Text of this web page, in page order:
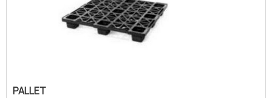
feitas de chapa de aço fundido, posta em um
molde onde são soldados as pontas para se
formarem o tambor. Suas ta.
PALLET